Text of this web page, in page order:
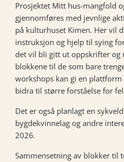
Prosjektet Mitt hus-mangfold
gjennomføres med jevnlige
på kulturhuset Kimen. Her vil
instruksjon og hjelp til sying
det vil bli gitt ut oppskrifter og
blokkene til de som bare
workshops kan gi en
bidra til større forståelse for
Det er også planlagt en
bygdekvinnelag og andre
2026.
Sammensetning av blokker til